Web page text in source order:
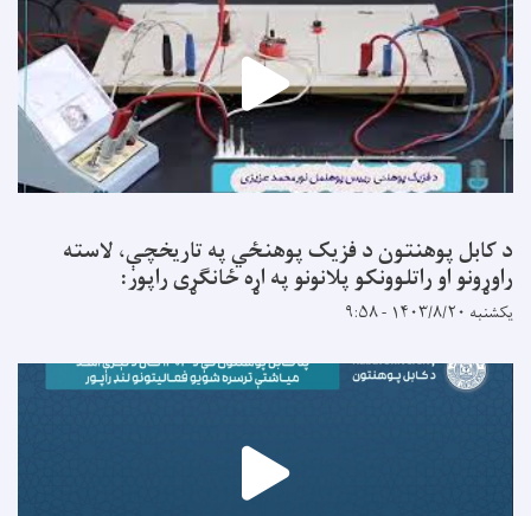
د کابل پوهنتون د فزیک پوهنځي په تاریخچې، لاسته
راوړونو او راتلوونکو پلانونو په اړه ځانګړی راپور:
یکشنبه ۱۴۰۳/۸/۲۰ - ۹:۵۸